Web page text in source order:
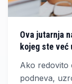
Ova jutarnja
kojeg ste
Ako redovito
podneva,